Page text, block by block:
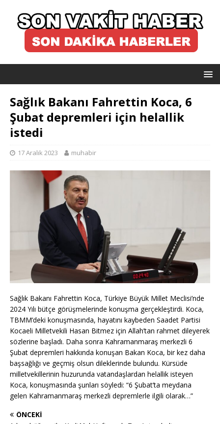
Sağlık Bakanı Fahrettin Koca, 6
Şubat depremleri için helallik
istedi
17 Aralık 2023 muhabir
Sağlık Bakanı Fahrettin Koca, Türkiye Büyük Millet Meclisi’nde
2024 Yılı bütçe görüşmelerinde konuşma gerçekleştirdi. Koca,
TBMM’deki konuşmasında, hayatını kaybeden Saadet Partisi
Kocaeli Milletvekili Hasan Bitmez için Allah’tan rahmet dileyerek
sözlerine başladı. Daha sonra Kahramanmaraş merkezli 6
Şubat depremleri hakkında konuşan Bakan Koca, bir kez daha
başsağlığı ve geçmiş olsun dileklerinde bulundu. Kürsüde
milletvekillerinin huzurunda vatandaşlardan helallik isteyen
Koca, konuşmasında şunları söyledi: “6 Şubat’ta meydana
gelen Kahramanmaraş merkezli depremlerle ilgili olarak…”
ÖNCEKI